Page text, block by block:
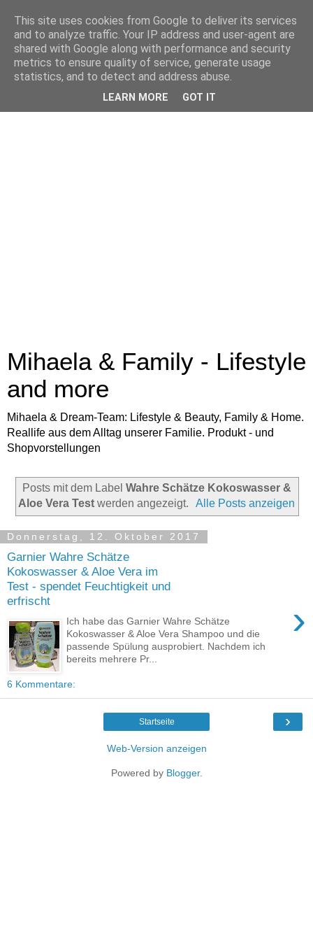
Mihaela & Family - Lifestyle
and more
Mihaela & Dream-Team: Lifestyle & Beauty, Family & Home.
Reallife aus dem Alltag unserer Familie. Produkt - und
Shopvorstellungen
Posts mit dem Label Wahre Schätze Kokoswasser &
Aloe Vera Testwerden angezeigt. Alle Posts anzeigen
Donnerstag, 12. Oktober 2017
Garnier Wahre Schätze
Kokoswasser & Aloe Vera im
Test - spendet Feuchtigkeit und
erfrischt
›
Ich habe das Garnier Wahre Schätze
Kokoswasser & Aloe Vera Shampoo und die
passende Spülung ausprobiert. Nachdem ich
bereits mehrere Pr...
6 Kommentare:
›
Startseite
Web-Version anzeigen
Powered by Blogger.
This site uses cookies from Google to deliver its services
and to analyze traffic. Your IP address and user-agent are
shared with Google along with performance and security
metrics to ensure quality of service, generate usage
statistics, and to detect and address abuse.
LEARN MORE GOT IT